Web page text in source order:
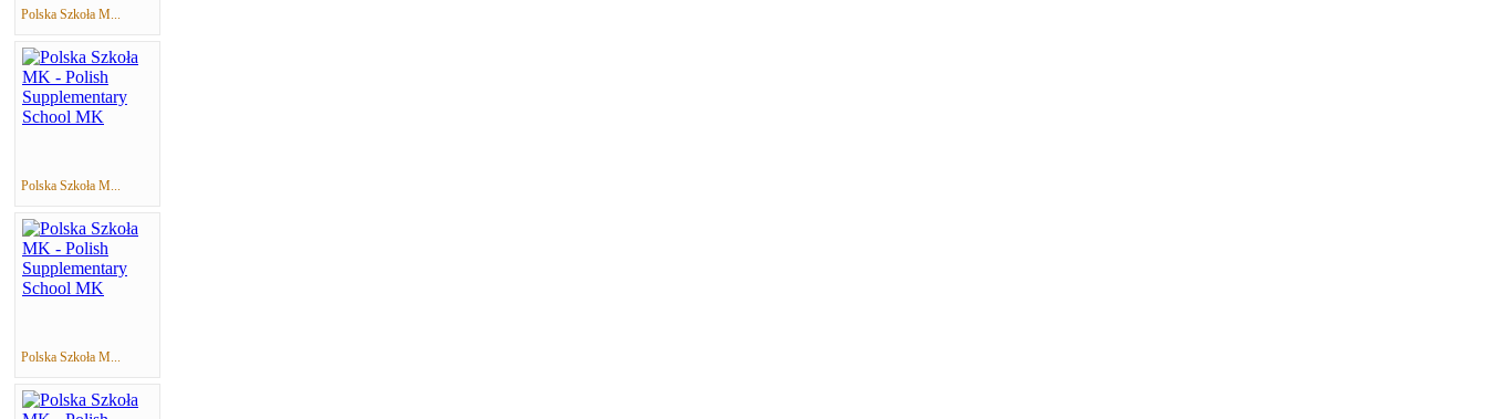
Polska Szkoła M...
Polska Szkoła M...
Polska Szkoła M...